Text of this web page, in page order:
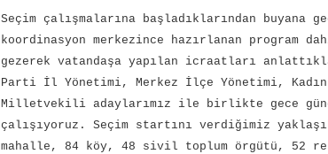
Seçim çalışmalarına başladıklarından buyana
koordinasyon merkezince hazırlanan program
gezerek vatandaşa yapılan icraatları
Parti İl Yönetimi, Merkez İlçe Yönetimi,
Milletvekili adaylarımız ile birlikte gece
çalışıyoruz. Seçim startını verdiğimiz
mahalle, 84 köy, 48 sivil toplum örgütü, 52